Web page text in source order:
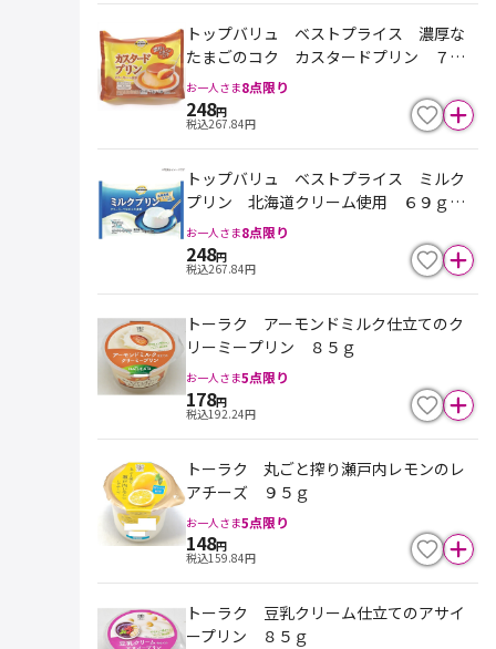
トップバリュ ベストプライス 濃厚な
たまごのコク カスタードプリン ７０
ｇ×４個入
お一人さま8点限り
248円
税込267.84円
トップバリュ ベストプライス ミルク
プリン 北海道クリーム使用 ６９ｇ×
４個入
お一人さま8点限り
248円
税込267.84円
トーラク アーモンドミルク仕立てのク
リーミープリン ８５ｇ
お一人さま5点限り
178円
税込192.24円
トーラク 丸ごと搾り瀬戸内レモンのレ
アチーズ ９５ｇ
お一人さま5点限り
148円
税込159.84円
トーラク 豆乳クリーム仕立てのアサイ
ープリン ８５ｇ